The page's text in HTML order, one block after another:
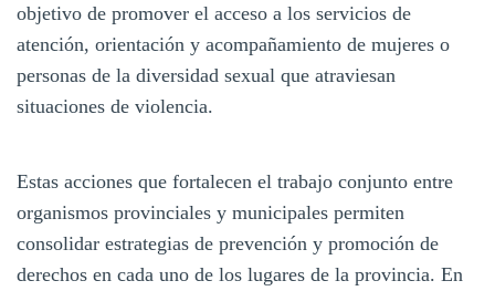
objetivo de promover el acceso a los servicios de
atención, orientación y acompañamiento de mujeres o
personas de la diversidad sexual que atraviesan
situaciones de violencia.
Estas acciones que fortalecen el trabajo conjunto entre
organismos provinciales y municipales permiten
consolidar estrategias de prevención y promoción de
derechos en cada uno de los lugares de la provincia. En